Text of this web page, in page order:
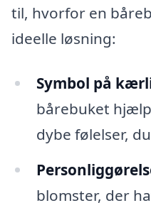
til, hvorfor en
ideelle løsning:
Symbol på
bårebuket
dybe følelser,
blomster, der